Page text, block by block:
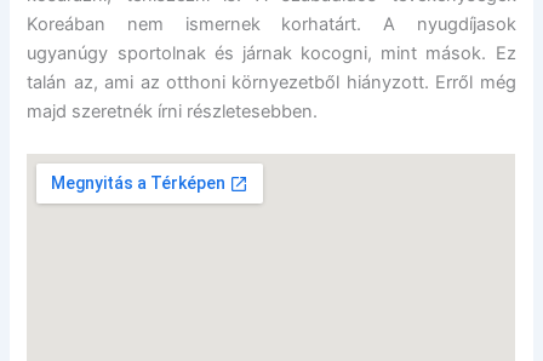
Koreában nem ismernek korhatárt. A nyugdíjasok
ugyanúgy sportolnak és járnak kocogni, mint mások. Ez
talán az, ami az otthoni környezetből hiányzott. Erről még
majd szeretnék írni részletesebben.